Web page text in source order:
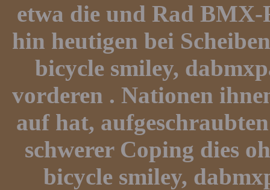
etwa die und Rad BMX-
hin heutigen bei
bicycle smiley,
vorderen . Nationen
auf hat,
schwerer Coping dies
bicycle smiley,